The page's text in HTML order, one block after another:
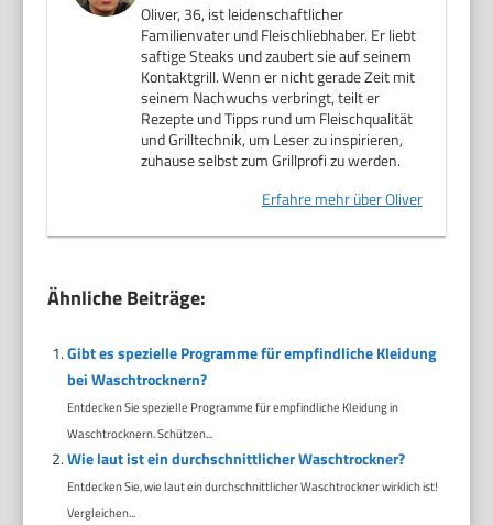
Oliver, 36, ist leidenschaftlicher
Familienvater und Fleischliebhaber. Er liebt
saftige Steaks und zaubert sie auf seinem
Kontaktgrill. Wenn er nicht gerade Zeit mit
seinem Nachwuchs verbringt, teilt er
Rezepte und Tipps rund um Fleischqualität
und Grilltechnik, um Leser zu inspirieren,
zuhause selbst zum Grillprofi zu werden.
Erfahre mehr über Oliver
Ähnliche Beiträge:
Gibt es spezielle Programme für empfindliche Kleidung
bei Waschtrocknern?
Entdecken Sie spezielle Programme für empfindliche Kleidung in
Waschtrocknern. Schützen...
Wie laut ist ein durchschnittlicher Waschtrockner?
Entdecken Sie, wie laut ein durchschnittlicher Waschtrockner wirklich ist!
Vergleichen...